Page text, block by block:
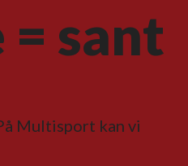
sant
Multisport kan vi